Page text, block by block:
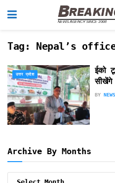
Tag: Nepal’s
उत्तर प्रदेश
ईको
BY
Archive By Months